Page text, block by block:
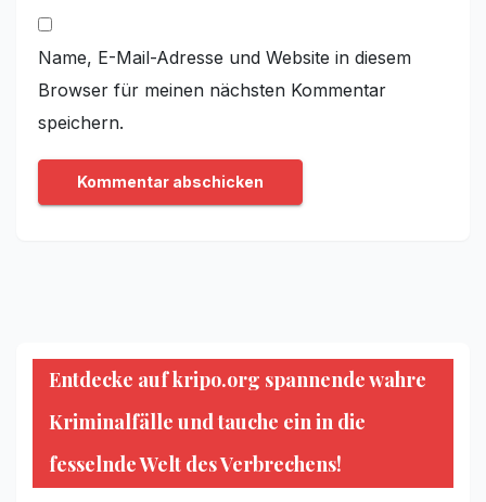
Name, E-Mail-Adresse und Website in diesem
Browser für meinen nächsten Kommentar
speichern.
Entdecke auf kripo.org spannende wahre
Kriminalfälle und tauche ein in die
fesselnde Welt des Verbrechens!